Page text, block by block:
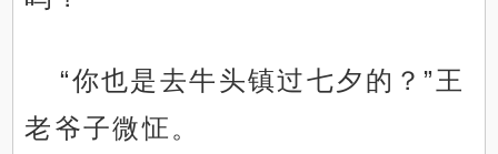
“你也是去牛头镇过七夕的？”王
老爷子微怔。